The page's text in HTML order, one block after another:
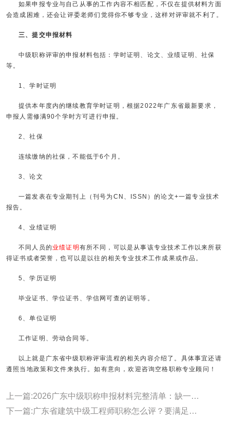
如果申报专业与自己从事的工作内容不相匹配，不仅在提供材料方面
会造成困难，还会让评委老师们觉得你不够专业，这样对评审就不利了。
三、提交申报材料
中级职称评审的申报材料包括：学时证明、论文、业绩证明、社保
等。
1、学时证明
提供本年度内的继续教育学时证明，根据2022年广东省最新要求，
申报人需修满90个学时方可进行申报。
2、社保
连续缴纳的社保，不能低于6个月。
3、论文
一篇发表在专业期刊上（刊号为CN、ISSN）的论文+一篇专业技术
报告。
4、业绩证明
不同人员的业绩证明 有所不同，可以是从事该专业技术工作以来所获
得证书或者荣誉，也可以是以往的相关专业技术工作成果或作品。
5、学历证明
毕业证书、学位证书、学信网可查的证明等。
6、单位证明
工作证明、劳动合同等。
以上就是广东省中级职称评审流程的相关内容介绍了。具体事宜还请
遵照当地政策和文件来执行。如有意向，欢迎咨询空格职称专业顾问！
上一篇:2026广东中级职称申报材料完整清单：缺一项都可能被退回!
下一篇:广东省建筑中级工程师职称怎么评？要满足哪些条件？